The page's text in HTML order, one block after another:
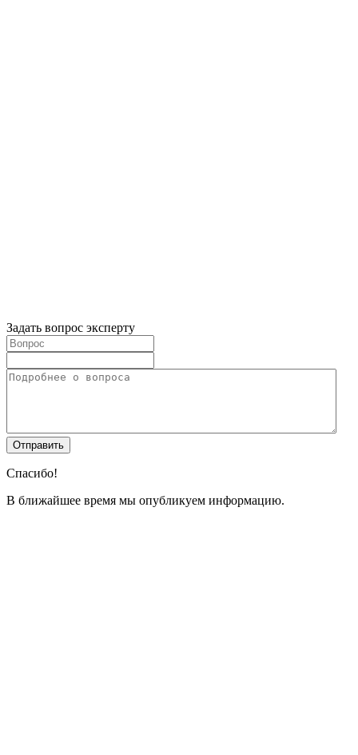
Задать вопрос эксперту
Спасибо!
В ближайшее время мы опубликуем информацию.